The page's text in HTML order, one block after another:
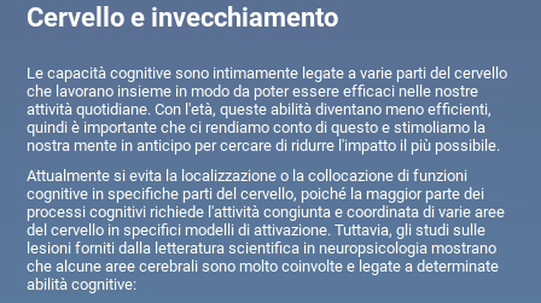
Cervello e invecchiamento
Le capacità cognitive sono intimamente legate a varie parti del cervello
che lavorano insieme in modo da poter essere efficaci nelle nostre
attività quotidiane. Con l'età, queste abilità diventano meno efficienti,
quindi è importante che ci rendiamo conto di questo e stimoliamo la
nostra mente in anticipo per cercare di ridurre l'impatto il più possibile.
Attualmente si evita la localizzazione o la collocazione di funzioni
cognitive in specifiche parti del cervello, poiché la maggior parte dei
processi cognitivi richiede l'attività congiunta e coordinata di varie aree
del cervello in specifici modelli di attivazione. Tuttavia, gli studi sulle
lesioni forniti dalla letteratura scientifica in neuropsicologia mostrano
che alcune aree cerebrali sono molto coinvolte e legate a determinate
abilità cognitive: